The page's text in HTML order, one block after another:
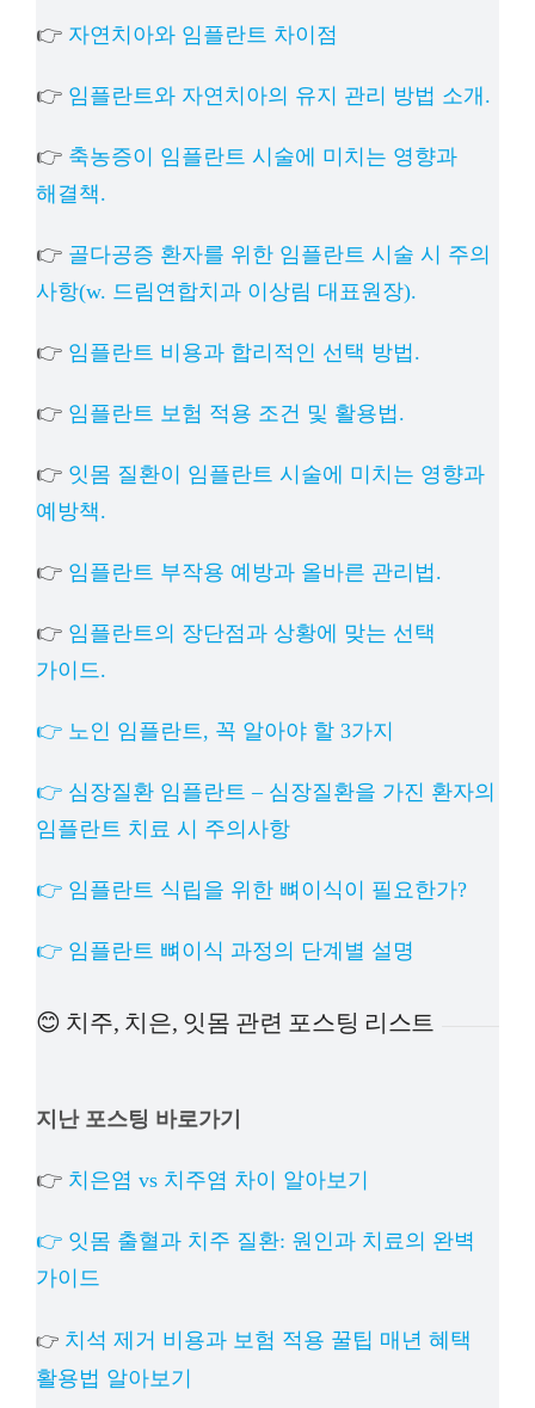
👉 자연치아와 임플란트 차이점
👉 임플란트와 자연치아의 유지 관리 방법 소개.
👉 축농증이 임플란트 시술에 미치는 영향과
해결책.
👉 골다공증 환자를 위한 임플란트 시술 시 주의
사항(w. 드림연합치과 이상림 대표원장).
👉 임플란트 비용과 합리적인 선택 방법.
👉 임플란트 보험 적용 조건 및 활용법.
👉 잇몸 질환이 임플란트 시술에 미치는 영향과
예방책.
👉 임플란트 부작용 예방과 올바른 관리법.
👉 임플란트의 장단점과 상황에 맞는 선택
가이드.
👉 노인 임플란트, 꼭 알아야 할 3가지
👉 심장질환 임플란트 – 심장질환을 가진 환자의
임플란트 치료 시 주의사항
👉 임플란트 식립을 위한 뼈이식이 필요한가?
👉 임플란트 뼈이식 과정의 단계별 설명
😊 치주, 치은, 잇몸 관련 포스팅 리스트
지난 포스팅 바로가기
👉 치은염 vs 치주염 차이 알아보기
👉 잇몸 출혈과 치주 질환: 원인과 치료의 완벽
가이드
👉 치석 제거 비용과 보험 적용 꿀팁 매년 혜택
활용법 알아보기